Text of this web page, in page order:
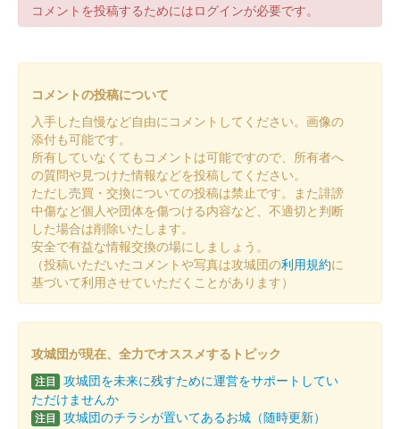
小幡城 御城印
小幡城 御城印
小幡城 御城印 春限定版
小幡城 御城印 春限定版
小幡城 御城印 冬限定御城印
小幡城 御城印
コメントを投稿するためにはログインが必要です。
コメントの投稿について
入手した自慢など自由にコメントしてください。画像の
添付も可能です。
所有していなくてもコメントは可能ですので、所有者へ
の質問や見つけた情報などを投稿してください。
ただし売買・交換についての投稿は禁止です。また誹謗
中傷など個人や団体を傷つける内容など、不適切と判断
した場合は削除いたします。
安全で有益な情報交換の場にしましょう。
（投稿いただいたコメントや写真は攻城団の利用規約に
基づいて利用させていただくことがあります）
攻城団が現在、全力でオススメするトピック
注目 攻城団を未来に残すために運営をサポートしてい
ただけませんか
注目 攻城団のチラシが置いてあるお城（随時更新）